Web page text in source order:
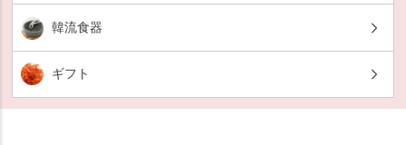
韓流食器
ギフト